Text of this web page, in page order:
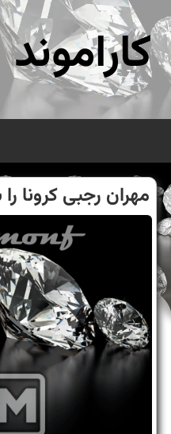
کاراموند
مهران رجبی كرونا